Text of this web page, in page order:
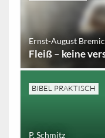
Ernst-August
Fleiß – keine
BIBEL PRAKTISCH
P. Schmitz